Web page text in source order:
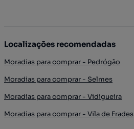
Localizações recomendadas
Moradias para comprar - Pedrógão
Moradias para comprar - Selmes
Moradias para comprar - Vidigueira
Moradias para comprar - Vila de Frades